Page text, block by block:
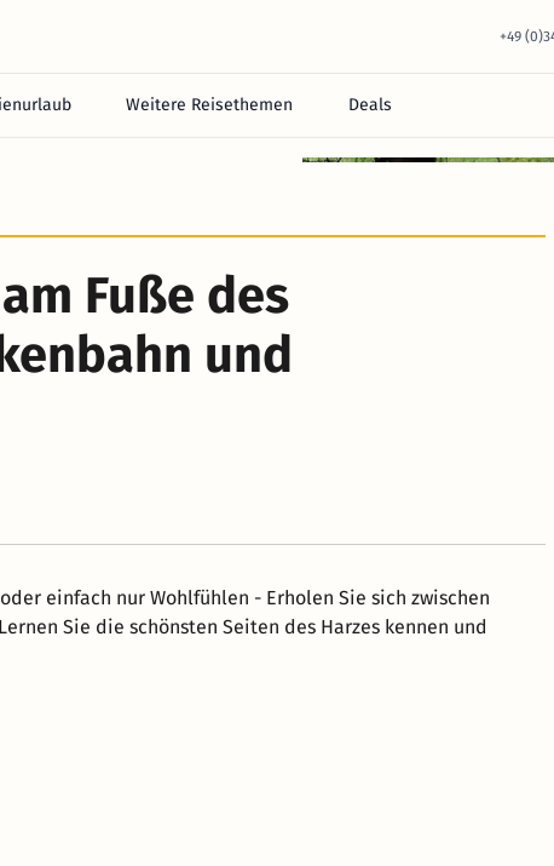
+49
Weitere Reisethemen Deals
im Hotel.
Fuße des
und
einfach nur Wohlfühlen - Erholen Sie sich zwischen
Sie die schönsten Seiten des Harzes kennen und